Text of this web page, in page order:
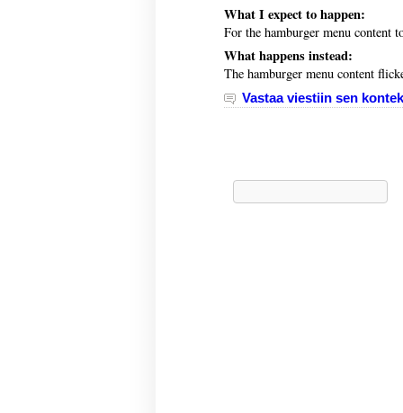
What I expect to happen:
For the hamburger menu content
What happens instead:
The hamburger menu content
Vastaa viestiin sen